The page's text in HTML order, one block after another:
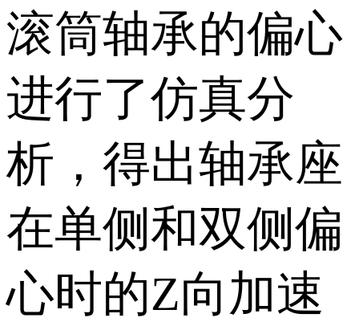
滚筒轴承的偏心
进行了仿真分
析，得出轴承座
在单侧和双侧偏
心时的Z向加速